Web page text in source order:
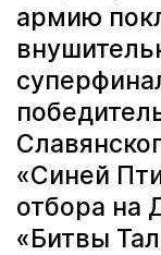
армию
«Синей
отбора на
«Битвы